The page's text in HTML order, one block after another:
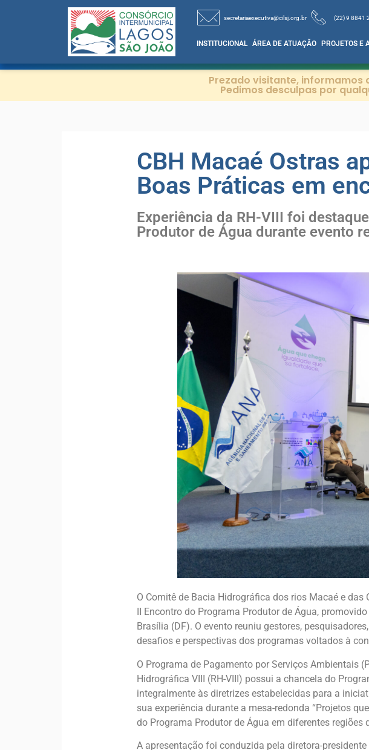
secretariaexecutiva@cilsj.org.br (22) 9 8841
INSTITUCIONAL ÁREA DE ATUAÇÃO PROJETOS E
Prezado visitante, informamos
Pedimos desculpas por
CBH Macaé Ostras
Boas Práticas em
Experiência da RH-VIII foi
Produtor de Água durante evento
O Comitê de Bacia Hidrográfica dos rios Macaé e
II Encontro do Programa Produtor de Água,
Brasília (DF). O evento reuniu gestores,
desafios e perspectivas dos programas voltados à
O Programa de Pagamento por Serviços Ambientais
Hidrográfica VIII (RH-VIII) possui a chancela do
integralmente às diretrizes estabelecidas para a
sua experiência durante a mesa-redonda “Projetos
do Programa Produtor de Água em diferentes regiões
A apresentação foi conduzida pela diretora-